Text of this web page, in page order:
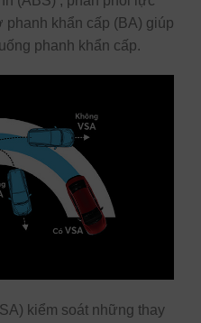
phanh khẩn cấp (BA) giúp
phanh khẩn cấp.
kiểm soát những thay